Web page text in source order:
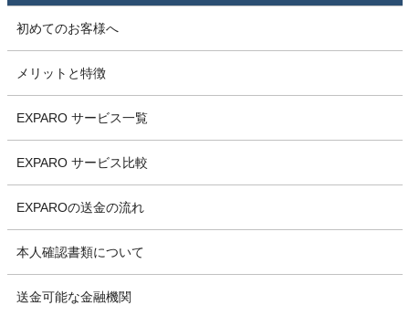
初めてのお客様へ
メリットと特徴
EXPARO サービス一覧
EXPARO サービス比較
EXPAROの送金の流れ
本人確認書類について
送金可能な金融機関